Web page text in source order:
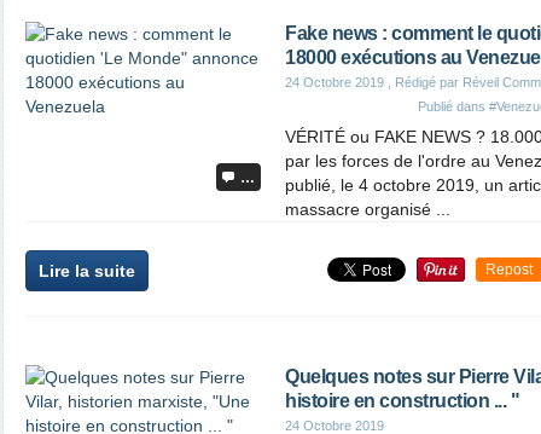
…
Fake news : comment le
18000 exécutions au
24 Octobre 2019 , Rédigé par Réveil
Publié dans
VÉRITÉ ou FAKE NEWS ?
par les forces de l'ordre au
publié, le 4 octobre 2019, un
massacre organisé ...
Lire la suite Repost
Quelques notes sur Pierre
histoire en construction ... "
24 Octobre 2019